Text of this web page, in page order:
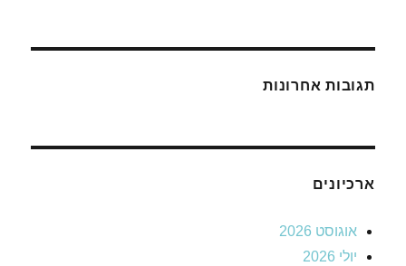
תגובות אחרונות
ארכיונים
אוגוסט 2026
יולי 2026